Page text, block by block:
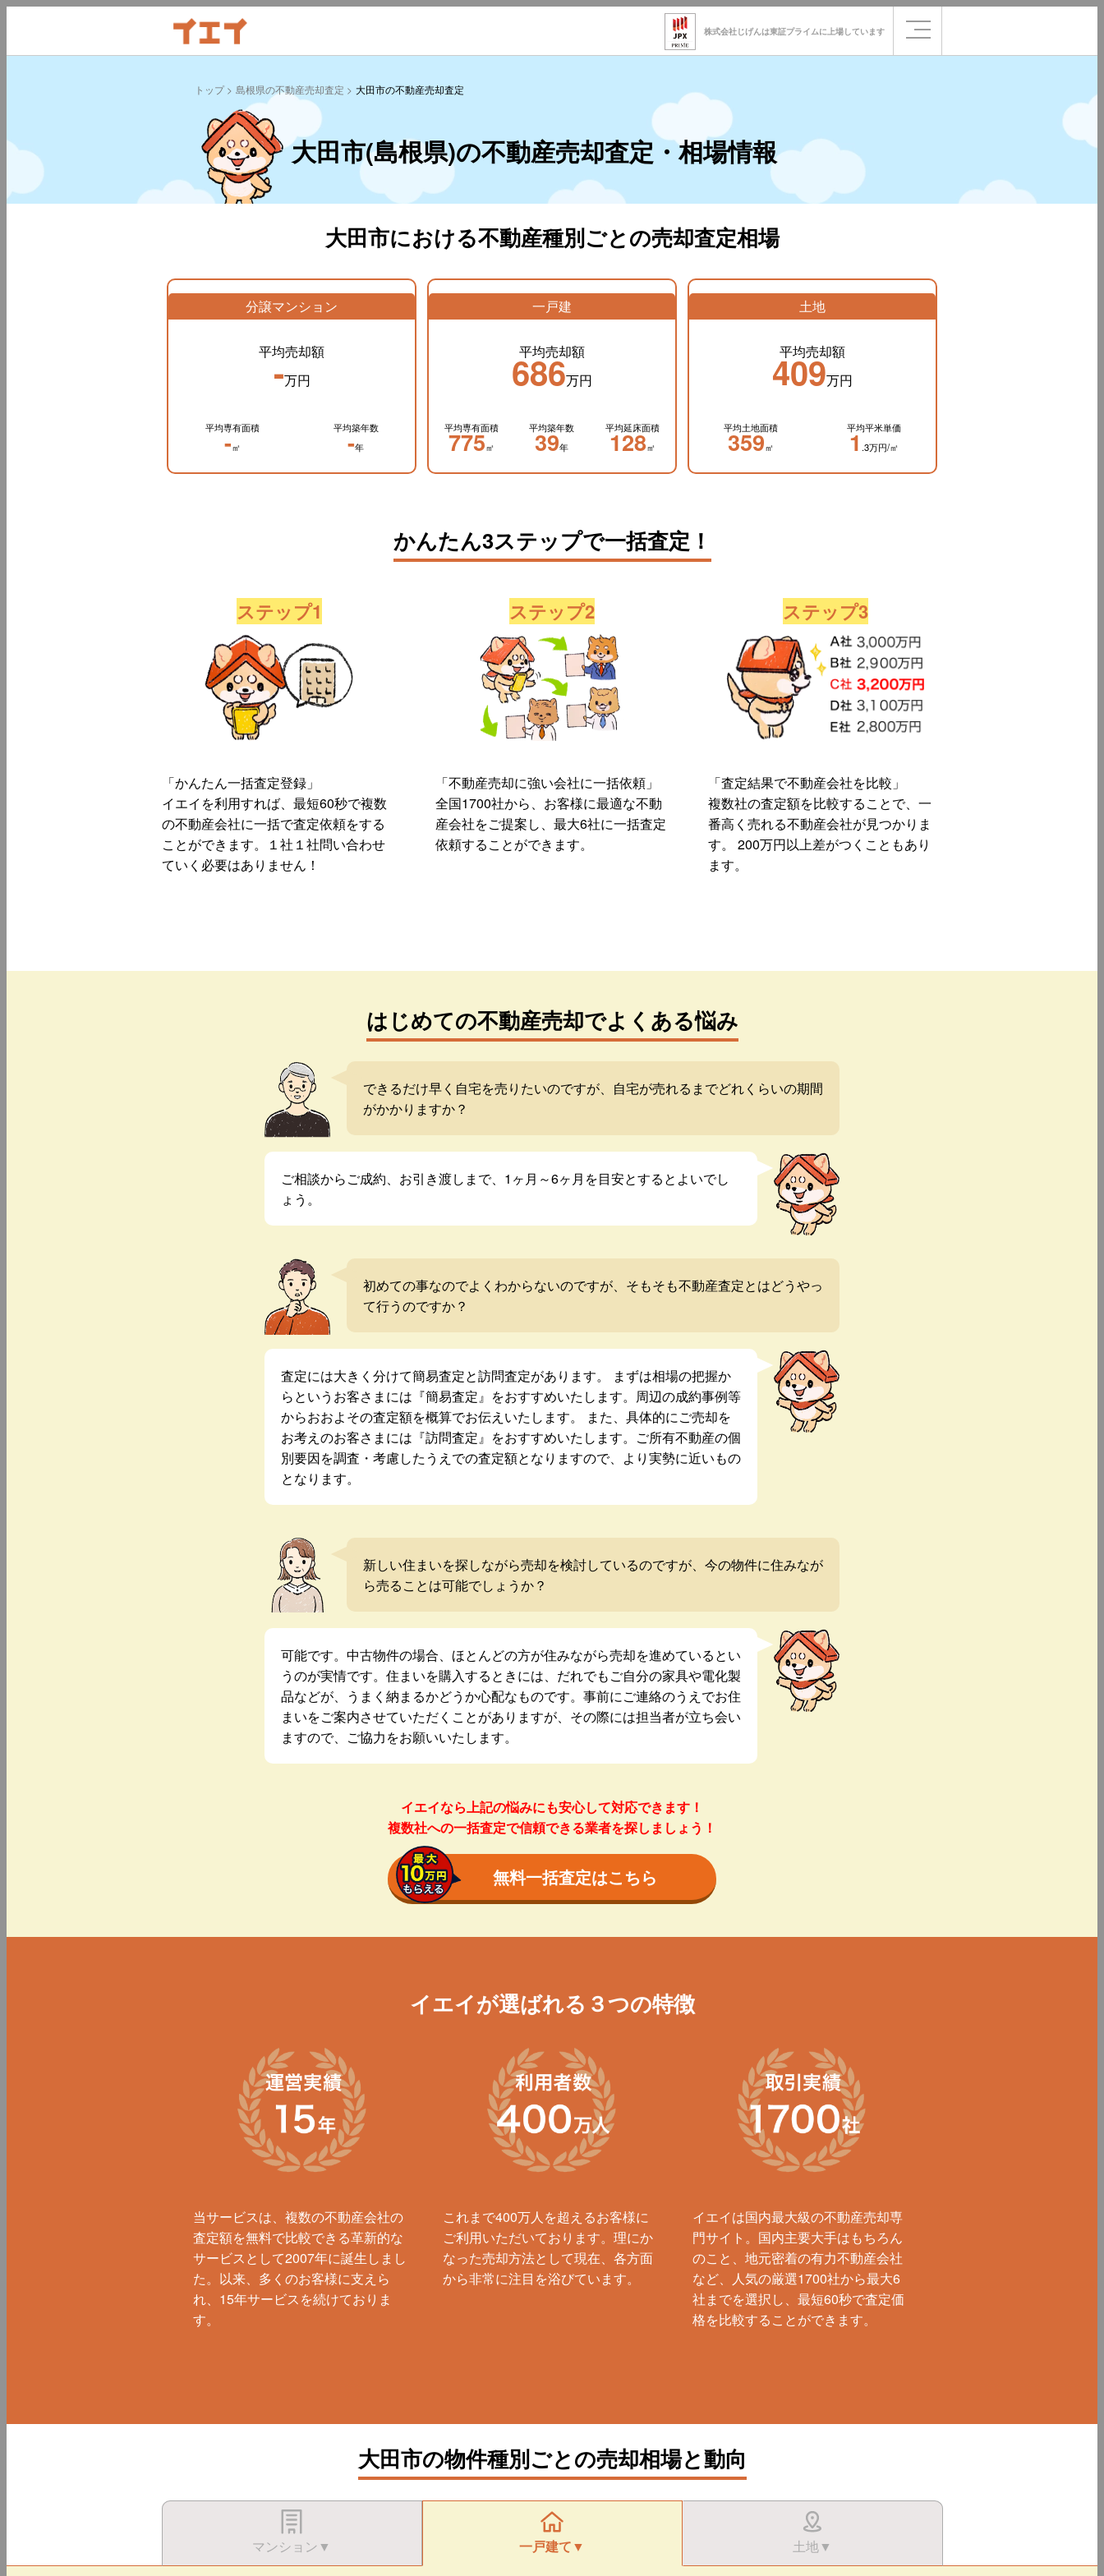
株式会社じげんは東証プライムに 上場しています
トップ 島根県の不動産売却査定 大田市の不動産売却査定
大田市(島根県)の不動産売却査定・相場情報
大田市における不動産種別ごとの売却査定相場
分譲マンション
平均売却額
-万円
平均専有面積
-㎡
平均築年数
-年
一戸建
平均売却額
686万円
平均専有面積
775㎡
平均築年数
39年
平均延床面積
128㎡
土地
平均売却額
409万円
平均土地面積
359㎡
平均平米単価
1 .3万円/㎡
かんたん3ステップで一括査定！
ステップ1
「かんたん一括査定登録」
イエイを利用すれば、最短60秒で複数
の不動産会社に一括で査定依頼をする
ことができます。１社１社問い合わせ
ていく必要はありません！
ステップ2
「不動産売却に強い会社に一括依頼」
全国1700社から、お客様に最適な不動
産会社をご提案し、最大6社に一括査定
依頼することができます。
ステップ3
「査定結果で不動産会社を比較」
複数社の査定額を比較することで、一
番高く売れる不動産会社が見つかりま
す。 200万円以上差がつくこともあり
ます。
はじめての不動産売却でよくある悩み
できるだけ早く自宅を売りたいのですが、自宅が売れるまでどれくらいの期間
がかかりますか？
ご相談からご成約、お引き渡しまで、1ヶ月～6ヶ月を目安とするとよいでし
ょう。
初めての事なのでよくわからないのですが、そもそも不動産査定とはどうやっ
て行うのですか？
査定には大きく分けて簡易査定と訪問査定があります。 まずは相場の把握か
らというお客さまには『簡易査定』をおすすめいたします。周辺の成約事例等
からおおよその査定額を概算でお伝えいたします。 また、具体的にご売却を
お考えのお客さまには『訪問査定』をおすすめいたします。ご所有不動産の個
別要因を調査・考慮したうえでの査定額となりますので、より実勢に近いもの
となります。
新しい住まいを探しながら売却を検討しているのですが、今の物件に住みなが
ら売ることは可能でしょうか？
可能です。中古物件の場合、ほとんどの方が住みながら売却を進めているとい
うのが実情です。住まいを購入するときには、だれでもご自分の家具や電化製
品などが、うまく納まるかどうか心配なものです。事前にご連絡のうえでお住
まいをご案内させていただくことがありますが、その際には担当者が立ち会い
ますので、ご協力をお願いいたします。
イエイなら上記の悩みにも安心して対応できます！
複数社への一括査定で信頼できる業者を探しましょう！
無料一括査定はこちら
イエイが選ばれる３つの特徴
当サービスは、複数の不動産会社の
査定額を無料で比較できる革新的な
サービスとして2007年に誕生しまし
た。以来、多くのお客様に支えら
れ、15年サービスを続けておりま
す。
これまで400万人を超えるお客様に
ご利用いただいております。理にか
なった売却方法として現在、各方面
から非常に注目を浴びています。
イエイは国内最大級の不動産売却専
門サイト。国内主要大手はもちろん
のこと、地元密着の有力不動産会社
など、人気の厳選1700社から最大6
社までを選択し、最短60秒で査定価
格を比較することができます。
大田市の物件種別ごとの売却相場と動向
マンション▼ 一戸建て▼ 土地▼